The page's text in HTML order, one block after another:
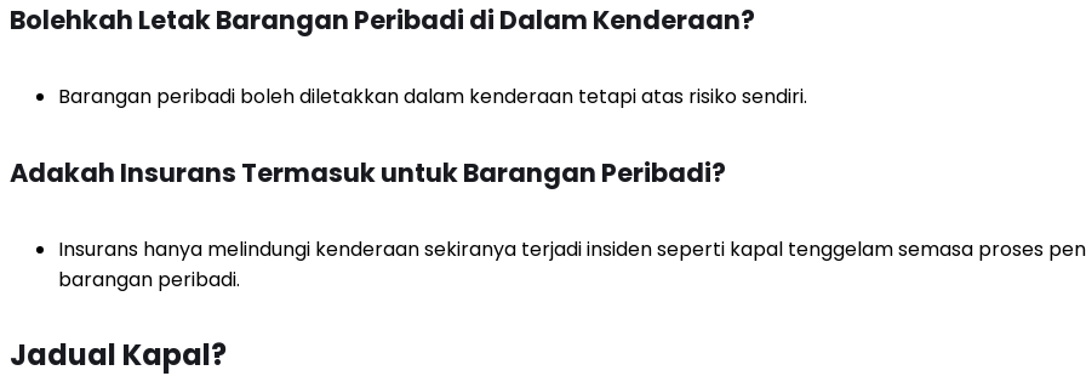
Bolehkah Letak Barangan Peribadi di Dalam Kenderaan?
Barangan peribadi boleh diletakkan dalam kenderaan tetapi atas risiko sendiri.
Adakah Insurans Termasuk untuk Barangan Peribadi?
Insurans hanya melindungi kenderaan sekiranya terjadi insiden seperti kapal tenggelam semasa proses
barangan peribadi.
Jadual Kapal?